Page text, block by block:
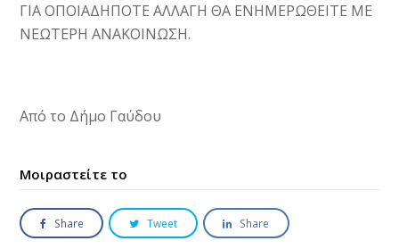
ΓΙΑ ΟΠΟΙΑΔΗΠΟΤΕ ΑΛΛΑΓΗ ΘΑ ΕΝΗΜΕΡΩΘΕΙΤΕ ΜΕ
ΝΕΩΤΕΡΗ ΑΝΑΚΟΙΝΩΣΗ.
Από το Δήμο Γαύδου
Μοιραστείτε το
Share Tweet Share